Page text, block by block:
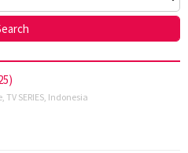
TV SERIES Indonesia